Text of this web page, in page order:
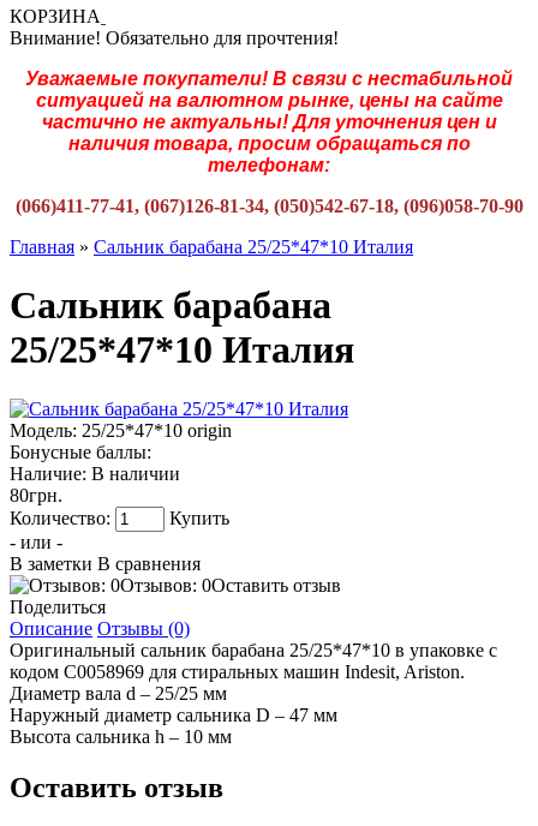
КОРЗИНА
Внимание! Обязательно для прочтения!
Уважаемые покупатели! В связи с нестабильной
ситуацией на валютном рынке, цены на сайте
частично не актуальны! Для уточнения цен и
наличия товара, просим обращаться по
телефонам:
(066)411-77-41, (067)126-81-34, (050)542-67-18, (096)058-70-90
Главная » Сальник барабана 25/25*47*10 Италия
Сальник барабана
25/25*47*10 Италия
Модель: 25/25*47*10 origin
Бонусные баллы:
Наличие: В наличии
80грн.
Количество:
Купить
- или -
В заметки В сравнения
Отзывов: 0Оставить отзыв
Поделиться
Описание Отзывы (0)
Оригинальный сальник барабана 25/25*47*10 в упаковке с
кодом C0058969 для стиральных машин Indesit, Ariston.
Диаметр вала d – 25/25 мм
Наружный диаметр сальника D – 47 мм
Высота сальника h – 10 мм
Оставить отзыв